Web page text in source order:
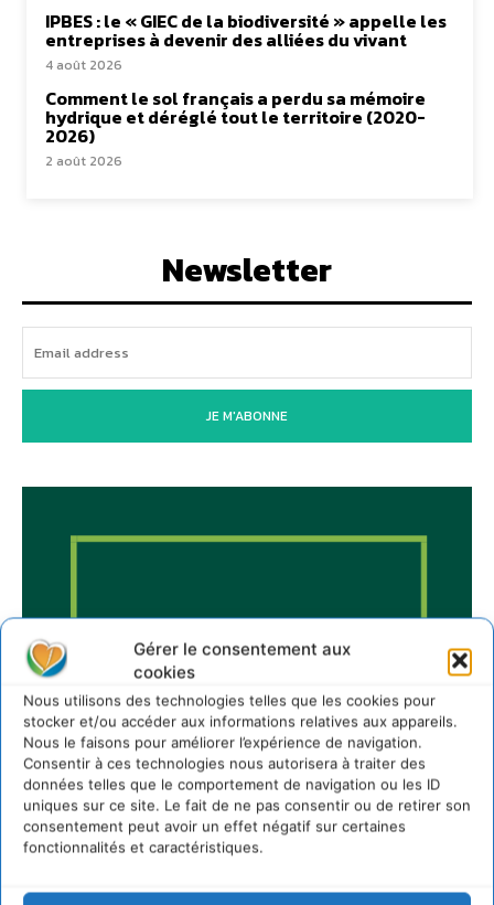
Gérer le consentement aux
cookies
Nous utilisons des technologies telles que les cookies pour
stocker et/ou accéder aux informations relatives aux appareils.
Nous le faisons pour améliorer l’expérience de navigation.
Consentir à ces technologies nous autorisera à traiter des
données telles que le comportement de navigation ou les ID
uniques sur ce site. Le fait de ne pas consentir ou de retirer son
consentement peut avoir un effet négatif sur certaines
fonctionnalités et caractéristiques.
IPBES : le « GIEC de la biodiversité » appelle les
entreprises à devenir des alliées du vivant
4 août 2026
Comment le sol français a perdu sa mémoire
hydrique et déréglé tout le territoire (2020-
2026)
2 août 2026
Newsletter
JE M'ABONNE